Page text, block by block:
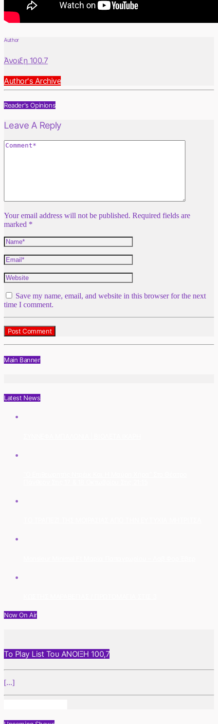
Author
Άνοιξη 100.7
Author's Archive
Reader's Opinions
Leave A Reply
Your email address will not be published. Required fields are
marked *
Save my name, email, and website in this browser for the next
time I comment.
Main Banner
Latest News
Now On Air
Το Play List Του ΑΝΟΙΞΗ 100,7
[...]